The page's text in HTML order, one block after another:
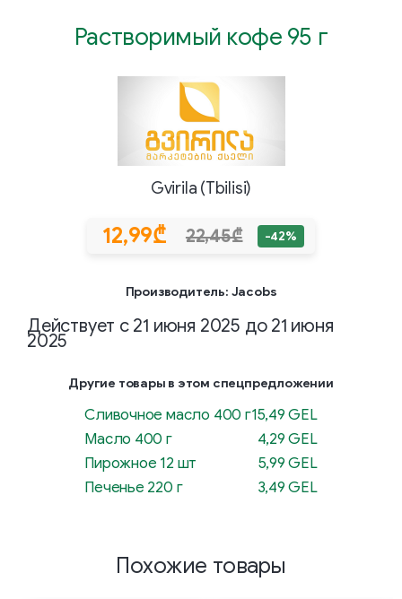
Растворимый кофе 95 г
Gvirila (Tbilisi)
12,99₾ 22,45₾ -42%
Производитель: Jacobs
Действует с 21 июня 2025 до 21 июня
2025
Другие товары в этом спецпредложении
Сливочное масло 400 г15,49 GEL
Масло 400 г
4,29 GEL
Пирожное 12 шт
5,99 GEL
Печенье 220 г
3,49 GEL
Похожие товары